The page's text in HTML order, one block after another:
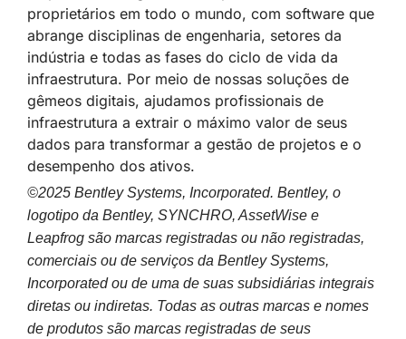
proprietários em todo o mundo, com software que
abrange disciplinas de engenharia, setores da
indústria e todas as fases do ciclo de vida da
infraestrutura. Por meio de nossas soluções de
gêmeos digitais, ajudamos profissionais de
infraestrutura a extrair o máximo valor de seus
dados para transformar a gestão de projetos e o
desempenho dos ativos.
©2025 Bentley Systems, Incorporated. Bentley, o
logotipo da Bentley, SYNCHRO, AssetWise e
Leapfrog são marcas registradas ou não registradas,
comerciais ou de serviços da Bentley Systems,
Incorporated ou de uma de suas subsidiárias integrais
diretas ou indiretas. Todas as outras marcas e nomes
de produtos são marcas registradas de seus